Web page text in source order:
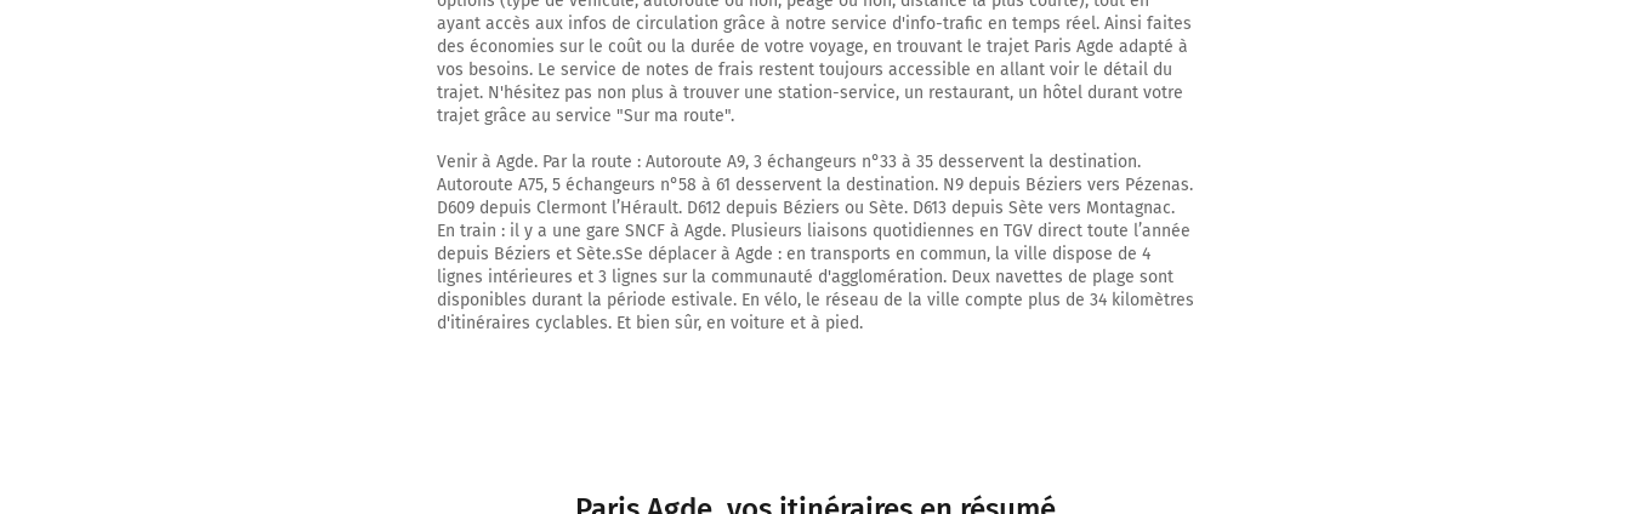
Périphérique Intérieur
Quai d'Ivry
Porte d'Italie
Boulevard Périphérique
Prendre à droite et rejoindre A6b. Continuer sur 5,6 kilomètres
A6b
A10
BORDEAUX-NANTES
LYON-ÉVRY
7,0 km
ayant accès aux infos de circulation grâce à notre service d'info-trafic en temps réel. Ainsi faites
des économies sur le coût ou la durée de votre voyage, en trouvant le trajet Paris Agde adapté à
vos besoins. Le service de notes de frais restent toujours accessible en allant voir le détail du
trajet. N'hésitez pas non plus à trouver une station-service, un restaurant, un hôtel durant votre
trajet grâce au service "Sur ma route".
Venir à Agde. Par la route : Autoroute A9, 3 échangeurs n°33 à 35 desservent la destination.
Autoroute A75, 5 échangeurs n°58 à 61 desservent la destination. N9 depuis Béziers vers Pézenas.
D609 depuis Clermont l’Hérault. D612 depuis Béziers ou Sète. D613 depuis Sète vers Montagnac.
En train : il y a une gare SNCF à Agde. Plusieurs liaisons quotidiennes en TGV direct toute l’année
depuis Béziers et Sète.sSe déplacer à Agde : en transports en commun, la ville dispose de 4
lignes intérieures et 3 lignes sur la communauté d'agglomération. Deux navettes de plage sont
disponibles durant la période estivale. En vélo, le réseau de la ville compte plus de 34 kilomètres
d'itinéraires cyclables. Et bien sûr, en voiture et à pied.